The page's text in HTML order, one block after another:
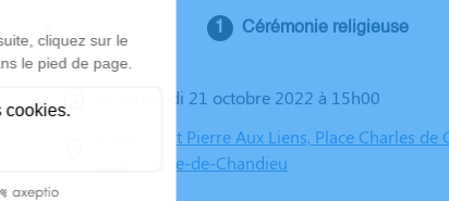
Cérémonie religieuse
Le vendredi 21 octobre 2022 à 15h00
Église Saint Pierre Aux Liens, Place Charles de
Saint-Pierre-de-Chandieu